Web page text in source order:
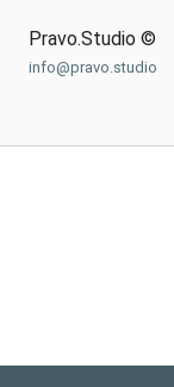
Pravo.Studio ©
info@pravo.studio